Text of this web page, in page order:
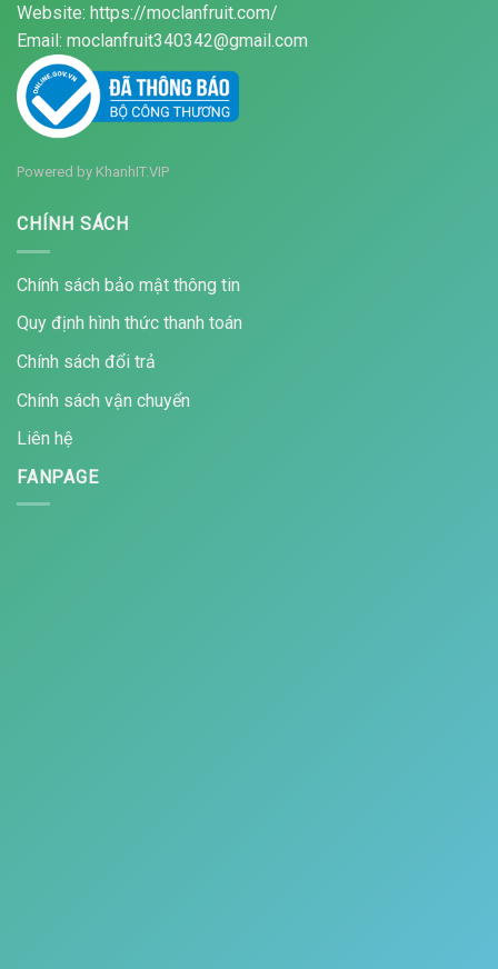
Website: https://moclanfruit.com/
Email: moclanfruit340342@gmail.com
Powered by KhanhIT.VIP
CHÍNH SÁCH
Chính sách bảo mật thông tin
Quy định hình thức thanh toán
Chính sách đổi trả
Chính sách vận chuyển
Liên hệ
FANPAGE